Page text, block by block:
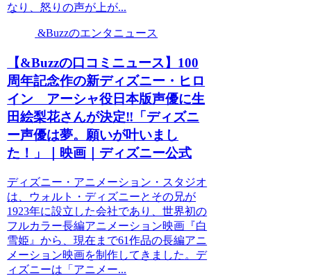
なり、怒りの声が上が...
&Buzzのエンタニュース
【&Buzzの口コミニュース】100
周年記念作の新ディズニー・ヒロ
イン アーシャ役日本版声優に生
田絵梨花さんが決定‼「ディズニ
ー声優は夢。願いが叶いまし
た！」｜映画｜ディズニー公式
ディズニー・アニメーション・スタジオ
は、ウォルト・ディズニーとその兄が
1923年に設立した会社であり、世界初の
フルカラー長編アニメーション映画『白
雪姫』から、現在まで61作品の長編アニ
メーション映画を制作してきました。デ
ィズニーは「アニメー...